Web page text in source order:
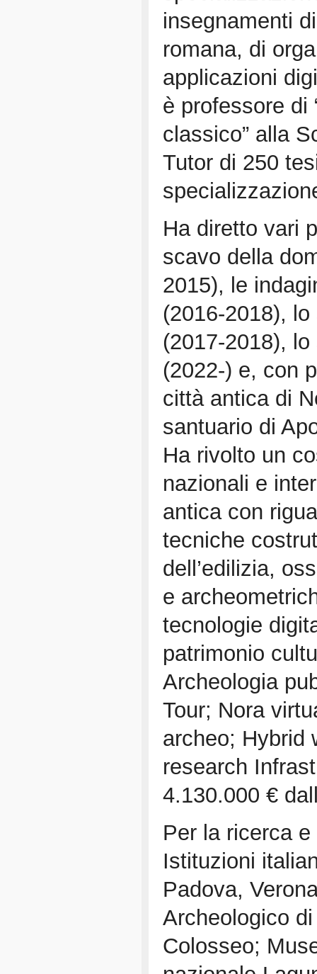
insegnamenti
romana, di
applicazioni
è professore di
classico” alla
Tutor di 250
Ha diretto vari
scavo della
2015), le
(2016-2018),
(2017-2018),
(2022-) e, con
città antica di
santuario di
Ha rivolto un
nazionali e
antica con
tecniche
dell’edilizia,
e
tecnologie
patrimonio
Archeologia
Tour; Nora
archeo; Hybrid
research
4.130.000 €
Per la ricerca
Istituzioni
Padova,
Archeologico
Colosseo;